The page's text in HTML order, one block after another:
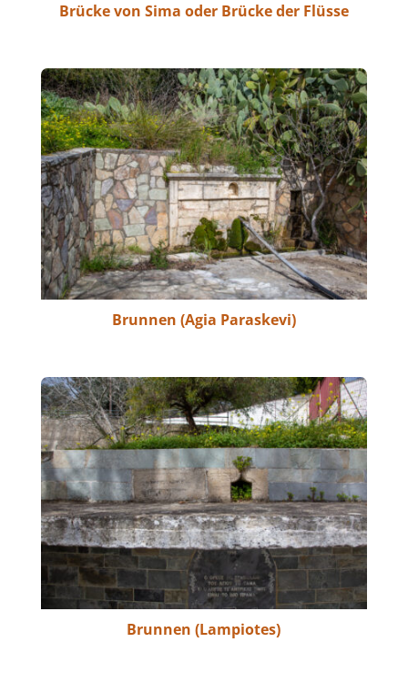
Brücke von Sima oder Brücke der Flüsse
Brunnen (Agia Paraskevi)
Brunnen (Lampiotes)